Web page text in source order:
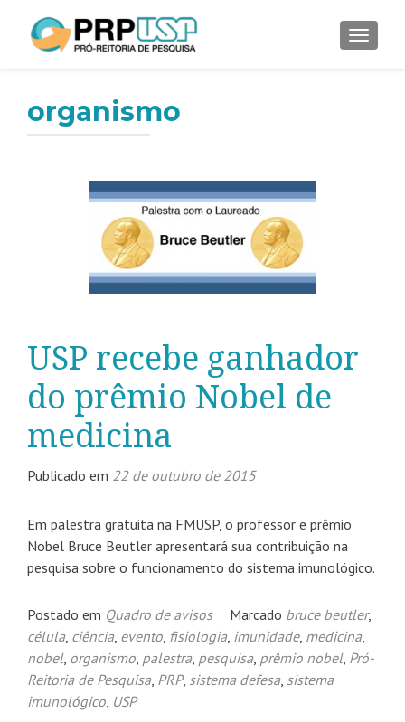
organismo
USP recebe ganhador
do prêmio Nobel de
medicina
Publicado em 22 de outubro de 2015
Em palestra gratuita na FMUSP, o professor e prêmio
Nobel Bruce Beutler apresentará sua contribuição na
pesquisa sobre o funcionamento do sistema imunológico.
Postado em Quadro de avisos Marcado bruce beutler,
célula, ciência, evento, fisiologia, imunidade, medicina,
nobel, organismo, palestra, pesquisa, prêmio nobel, Pró-
Reitoria de Pesquisa, PRP, sistema defesa, sistema
imunológico, USP